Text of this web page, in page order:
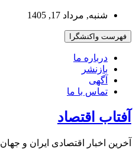
بروید
شنبه, مرداد 17, 1405
فهرست واکنشگرا
درباره ما
بازنشر
آگهی
تماس با ما
آفتاب اقتصاد
آخرین اخبار اقتصادی ایران و جهان